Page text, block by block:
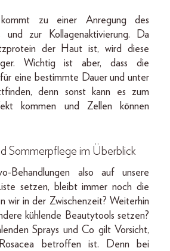
zu einer Anregung des
und zur Kollagenaktivierung. Da
der Haut ist, wird diese
Wichtig ist aber, dass die
eine bestimmte Dauer und unter
denn sonst kann es zum
kommen und Zellen können
Sommerpflege im Überblick
Behandlungen also auf unsere
setzen, bleibt immer noch die
wir in der Zwischenzeit? Weiterhin
kühlende Beautytools setzen?
Sprays und Co gilt Vorsicht,
betroffen ist. Denn bei